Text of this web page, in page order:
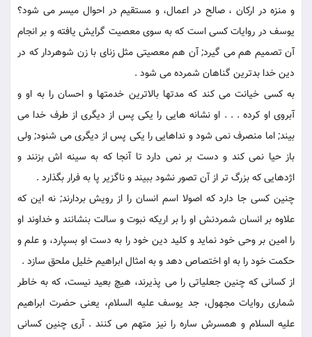
و منزه در اركان ، صالح در اعمال، و مستقيم در احوال ميسر می شود؟
يوسف در روايات كسى است كه به سوى معصيت گرايش يافته و بر انجام
آن تصميم هم می گيرد; آن هم معصيتى مثل زناى با زن شوهردار كه در
دين خدا بدترين گناهان شمرده می شود .
به كسى خيانت می كند كه مدتها بالاترين خدمتها و احسان را به او و
آبروى او كرده . . . او نشانه هايى را يكى پس از ديگرى از طرف خدا می
بيند; اما منصرف نمی شود و نداهايى را يكى پس از ديگرى می شنود; ولى
باز حيا نمی كند و دست بر نمی دارد تا آنجا كه به سينه اش بزنند و
اژدهايى كه بزرگ تر از آن تصور نشود ببيند و ناگزير پا به فرار بگذارد .
چنين كسى جا دارد كه اصولا اسم انسان را از رويش بردارند; نه اين كه
علاوه بر انسان شمردنش او را بر اريكه نبوت و سالت بنشانند و خداوند او
را امين بر وحى خود نمايد و كليد دين خود را به دست او بسپارد، و علم و
حكمت خود را به او اختصاص دهد و به امثال ابراهيم خليل ملحق سازد .
از كسانى كه چنين جعلياتى را می پذيرند، هيچ بعيد نيست، كه به خاطر
شمارى روايات مجهول، جد يوسف عليه السلام، يعنى حضرت ابراهيم
عليه السلام و همسرش ساره را نيز متهم می كنند . آرى چنين كسانى